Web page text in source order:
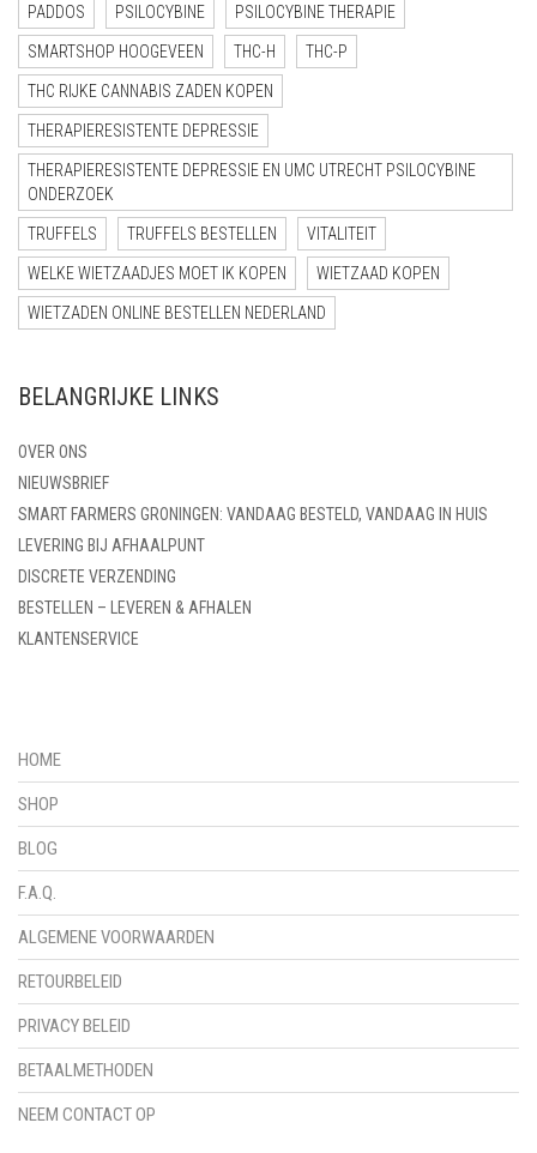
PADDOS PSILOCYBINE PSILOCYBINE THERAPIE
SMARTSHOP HOOGEVEEN THC-H THC-P
THC RIJKE CANNABIS ZADEN KOPEN
THERAPIERESISTENTE DEPRESSIE
THERAPIERESISTENTE DEPRESSIE EN UMC UTRECHT PSILOCYBINE
ONDERZOEK
TRUFFELS TRUFFELS BESTELLEN VITALITEIT
WELKE WIETZAADJES MOET IK KOPEN WIETZAAD KOPEN
WIETZADEN ONLINE BESTELLEN NEDERLAND
BELANGRIJKE LINKS
OVER ONS
NIEUWSBRIEF
SMART FARMERS GRONINGEN: VANDAAG BESTELD, VANDAAG IN HUIS
LEVERING BIJ AFHAALPUNT
DISCRETE VERZENDING
BESTELLEN – LEVEREN & AFHALEN
KLANTENSERVICE
HOME
SHOP
BLOG
F.A.Q.
ALGEMENE VOORWAARDEN
RETOURBELEID
PRIVACY BELEID
BETAALMETHODEN
NEEM CONTACT OP